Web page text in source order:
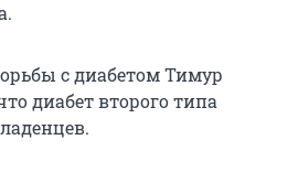
с диабетом Тимур
диабет второго типа